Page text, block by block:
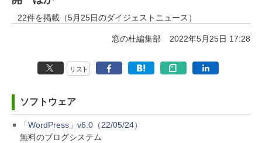
22件を掲載（5月25日のダイジェストニュース）
窓の杜編集部 2022年5月25日 17:28
リスト
ソフトウェア
「WordPress」v6.0（22/05/24）
無料のブログシステム